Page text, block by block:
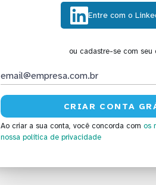
Entre com o
ou cadastre-se com seu
Ao criar a sua conta, você concorda com os
nossa política de privacidade